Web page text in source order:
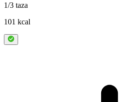
1/3 taza
101 kcal